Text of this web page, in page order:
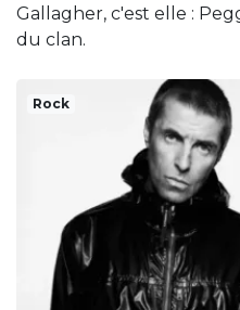
Gallagher, c'est elle :
du clan.
Rock